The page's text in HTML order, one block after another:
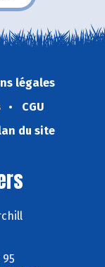
légales
CGU
du site